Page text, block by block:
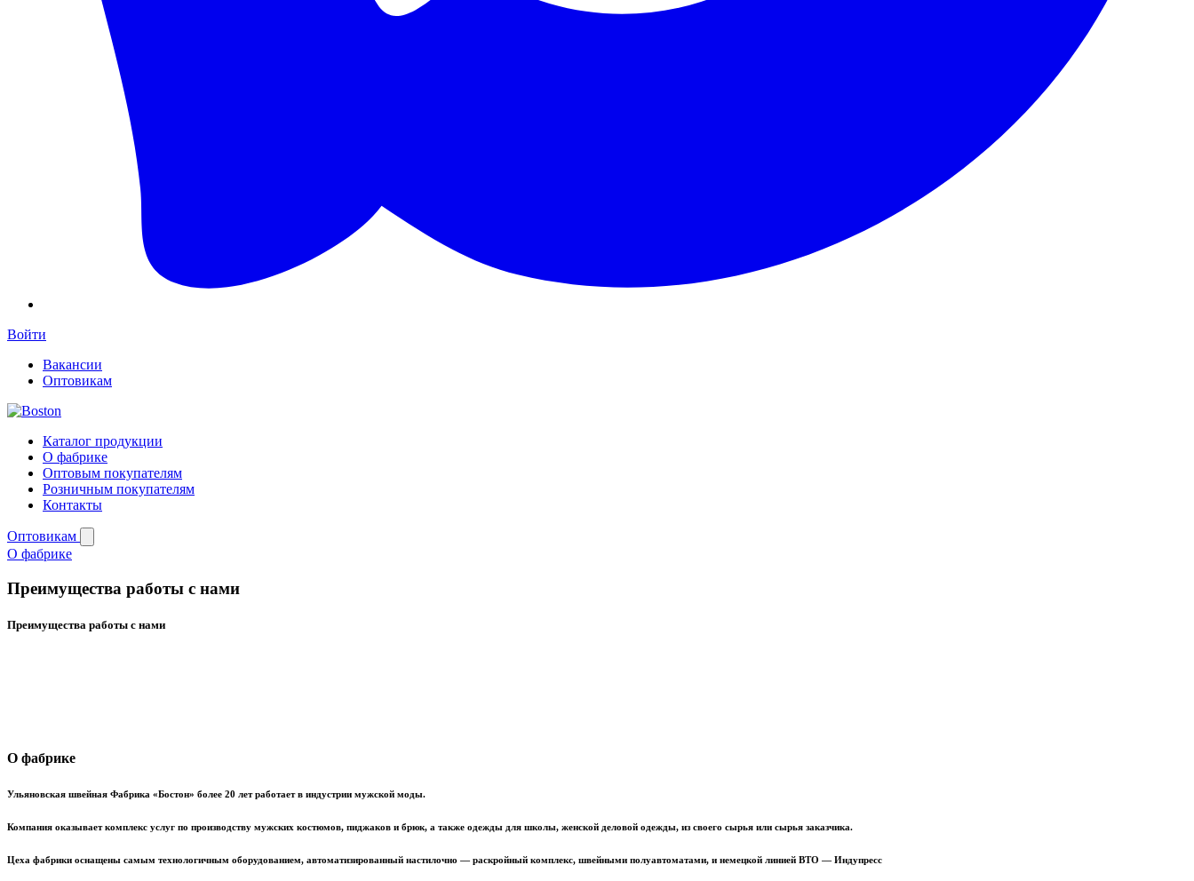
Войти
Вакансии
Оптовикам
Каталог продукции
О фабрике
Оптовым покупателям
Розничным покупателям
Контакты
Оптовикам
О фабрике
Преимущества работы с нами
Преимущества работы с нами
О фабрике
Ульяновская швейная Фабрика «Бостон» более 20 лет работает в индустрии мужской моды.
Компания оказывает комплекс услуг по производству мужских костюмов, пиджаков и брюк, а также одежды для школы, женской деловой одежды, из своего сырья или сырья заказчика.
Цеха фабрики оснащены самым технологичным оборудованием, автоматизированный настилочно — раскройный комплекс, швейными полуавтоматами, и немецкой линией ВТО — Индупресс